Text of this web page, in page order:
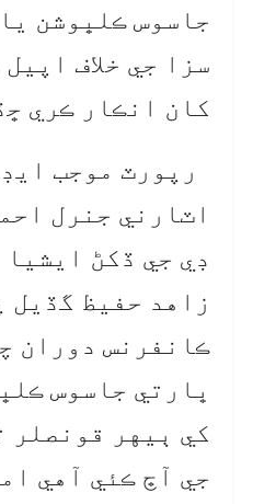
جاسوس ڪلڀوشن
سزا جي خلاف
کان انڪار ڪري
رپورٽ موجب
اٽارني جنرل
ڊي جي ڏکڻ
زاهد حفيظ گڏيل
ڪانفرنس دوران
ڀارتي جاسوس
کي ٻيهر قونصلر
جي آڇ ڪئي آهي